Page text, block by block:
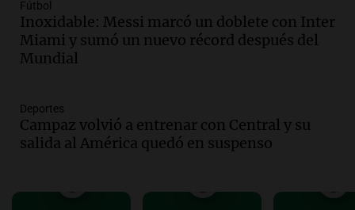
Audio.
repudia amenazas de EE. UU. y exige
respeto a la soberanía nacional
Noticias
alerta meteorológico de ministros
Santini y Caputo
Panorama Federal
Audio.Incremento del precio de la
Fútbol
Inoxidable: Messi marcó un doblete con Inter
Miami y sumó un nuevo récord después del
Mundial
Deportes
Campaz volvió a entrenar con Central y su
salida al América quedó en suspenso